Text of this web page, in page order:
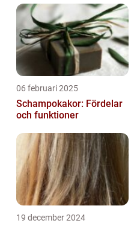
06 februari 2025
Schampokakor: Fördelar
och funktioner
19 december 2024